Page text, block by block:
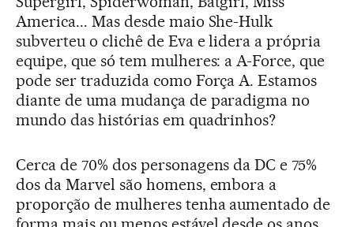
America... Mas desde maio She-Hulk
subverteu o clichê de Eva e lidera a própria
equipe, que só tem mulheres: a A-Force, que
pode ser traduzida como Força A. Estamos
diante de uma mudança de paradigma no
mundo das histórias em quadrinhos?
Cerca de 70% dos personagens da DC e 75%
dos da Marvel são homens, embora a
proporção de mulheres tenha aumentado de